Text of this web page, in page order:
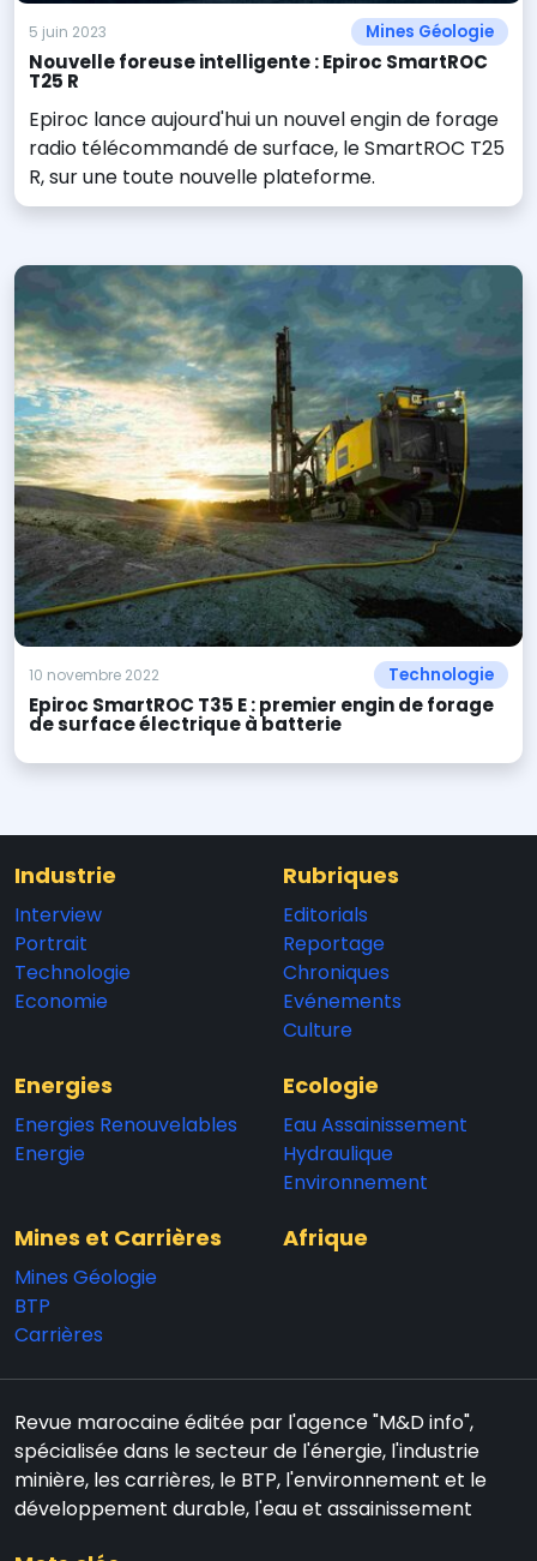
5 juin 2023 Mines Géologie
Nouvelle foreuse intelligente : Epiroc SmartROC
T25 R
Epiroc lance aujourd'hui un nouvel engin de forage
radio télécommandé de surface, le SmartROC T25
R, sur une toute nouvelle plateforme.
10 novembre 2022 Technologie
Epiroc SmartROC T35 E : premier engin de forage
de surface électrique à batterie
Industrie
Interview
Portrait
Technologie
Economie
Rubriques
Editorials
Reportage
Chroniques
Evénements
Culture
Energies
Energies Renouvelables
Energie
Ecologie
Eau Assainissement
Hydraulique
Environnement
Mines et Carrières
Mines Géologie
BTP
Carrières
Afrique
Revue marocaine éditée par l'agence "M&D info",
spécialisée dans le secteur de l'énergie, l'industrie
minière, les carrières, le BTP, l'environnement et le
développement durable, l'eau et assainissement